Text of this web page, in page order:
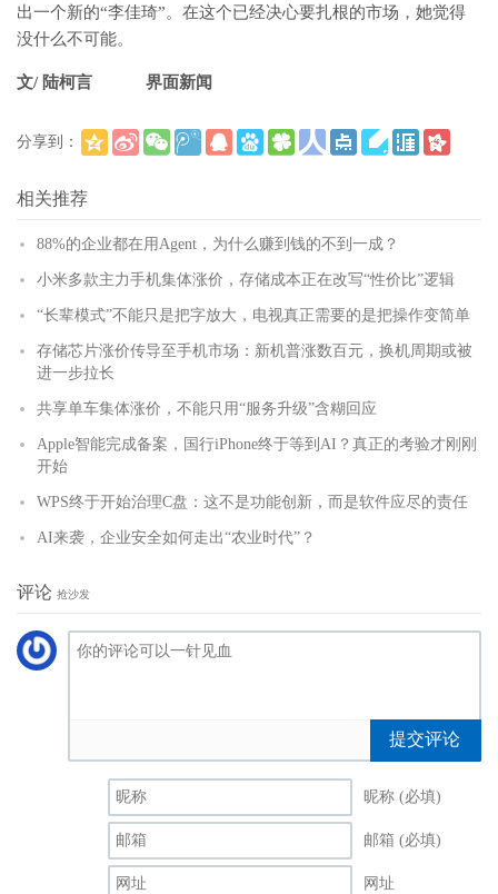
出一个新的“李佳琦”。在这个已经决心要扎根的市场，她觉得
没什么不可能。
文/ 陆柯言 界面新闻
分享到：
相关推荐
88%的企业都在用Agent，为什么赚到钱的不到一成？
小米多款主力手机集体涨价，存储成本正在改写“性价比”逻辑
“长辈模式”不能只是把字放大，电视真正需要的是把操作变简单
存储芯片涨价传导至手机市场：新机普涨数百元，换机周期或被
进一步拉长
共享单车集体涨价，不能只用“服务升级”含糊回应
Apple智能完成备案，国行iPhone终于等到AI？真正的考验才刚刚
开始
WPS终于开始治理C盘：这不是功能创新，而是软件应尽的责任
AI来袭，企业安全如何走出“农业时代”？
评论 抢沙发
提交评论
昵称 (必填)
邮箱 (必填)
网址